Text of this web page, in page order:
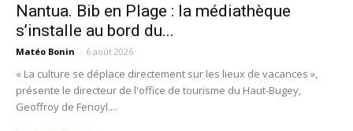
Nantua. Bib en Plage : la médiathèque
s’installe au bord du...
Matéo Bonin - 6 août 2026
« La culture se déplace directement sur les lieux de vacances »,
présente le directeur de l'office de tourisme du Haut-Bugey,
Geoffroy de Fenoyl....